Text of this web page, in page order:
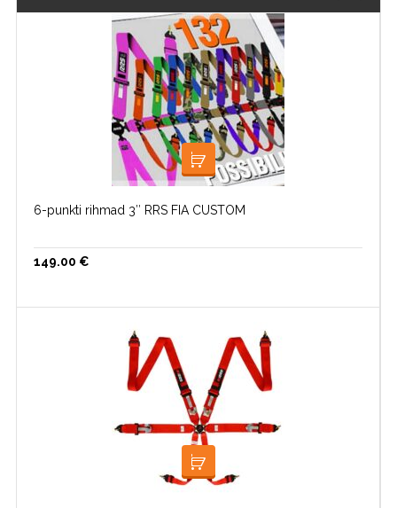
LOE EDASI
6-punkti rihmad 3″ RRS FIA CUSTOM
149.00 €
LISA KORVI